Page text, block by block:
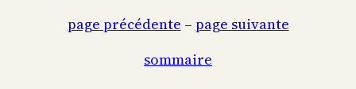
page précédente – page suivante
sommaire